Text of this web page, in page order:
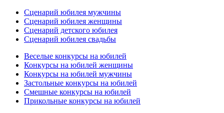
Сценарий юбилея мужчины
Сценарий юбилея женщины
Сценарий детского юбилея
Сценарий юбилея свадьбы
Веселые конкурсы на юбилей
Конкурсы на юбилей женщины
Конкурсы на юбилей мужчины
Застольные конкурсы на юбилей
Смешные конкурсы на юбилей
Прикольные конкурсы на юбилей